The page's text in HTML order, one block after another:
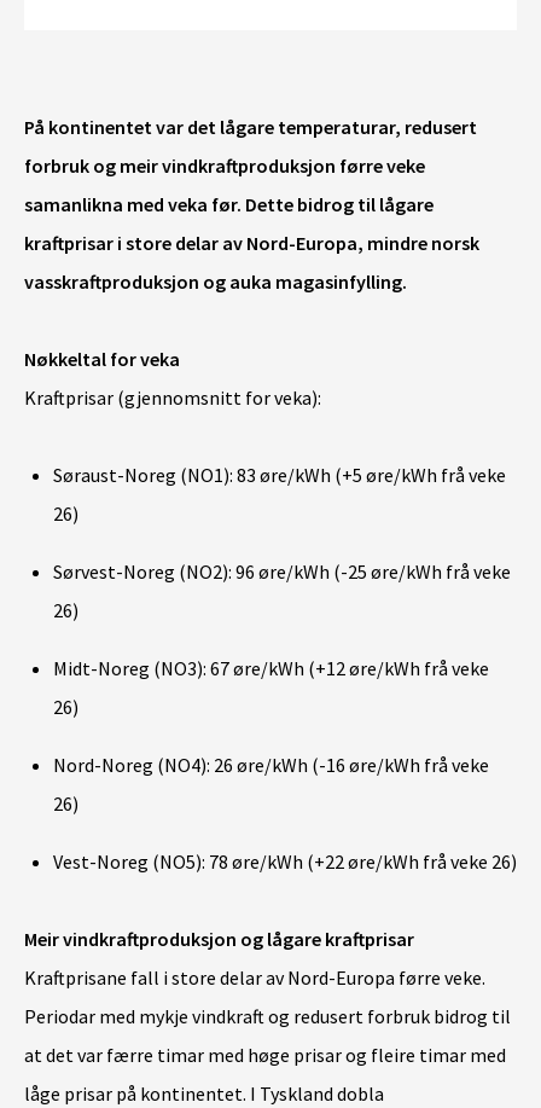
På kontinentet var det lågare temperaturar, redusert
forbruk og meir vindkraftproduksjon førre veke
samanlikna med veka før. Dette bidrog til lågare
kraftprisar i store delar av Nord-Europa, mindre norsk
vasskraftproduksjon og auka magasinfylling.
Nøkkeltal for veka
Kraftprisar (gjennomsnitt for veka):
Søraust-Noreg (NO1): 83 øre/kWh (+5 øre/kWh frå veke
26)
Sørvest-Noreg (NO2): 96 øre/kWh (-25 øre/kWh frå veke
26)
Midt-Noreg (NO3): 67 øre/kWh (+12 øre/kWh frå veke
26)
Nord-Noreg (NO4): 26 øre/kWh (-16 øre/kWh frå veke
26)
Vest-Noreg (NO5): 78 øre/kWh (+22 øre/kWh frå veke 26)
Meir vindkraftproduksjon og lågare kraftprisar
Kraftprisane fall i store delar av Nord-Europa førre veke.
Periodar med mykje vindkraft og redusert forbruk bidrog til
at det var færre timar med høge prisar og fleire timar med
låge prisar på kontinentet. I Tyskland dobla